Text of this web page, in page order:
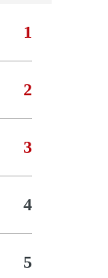
1
2
3
4
5